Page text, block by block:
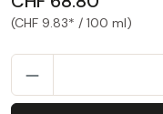
(CHF 9.83* / 100 ml)